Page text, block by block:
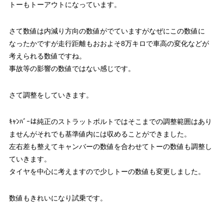
トーもトーアウトになっています。
さて数値は内減り方向の数値がでていますがなぜにこの数値に
なったかですが走行距離もおおよそ8万キロで車高の変化などが
考えられる数値ですね。
事故等の影響の数値ではない感じです。
さて調整をしていきます。
ｷｬﾝﾊﾞｰは純正のストラットボルトではそこまでの調整範囲はあり
ませんがそれでも基準値内には収めることができました。
左右差も整えてキャンバーの数値を合わせてトーの数値も調整し
ていきます。
タイヤを中心に考えますので少しトーの数値も変更しました。
数値もきれいになり試乗です。